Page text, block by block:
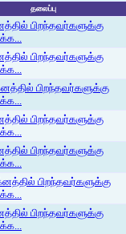
தலைப்பு
பிறந்தவர்களுக்கு
பிறந்தவர்களுக்கு
பிறந்தவர்களுக்கு
பிறந்தவர்களுக்கு
பிறந்தவர்களுக்கு
பிறந்தவர்களுக்கு
பிறந்தவர்களுக்கு